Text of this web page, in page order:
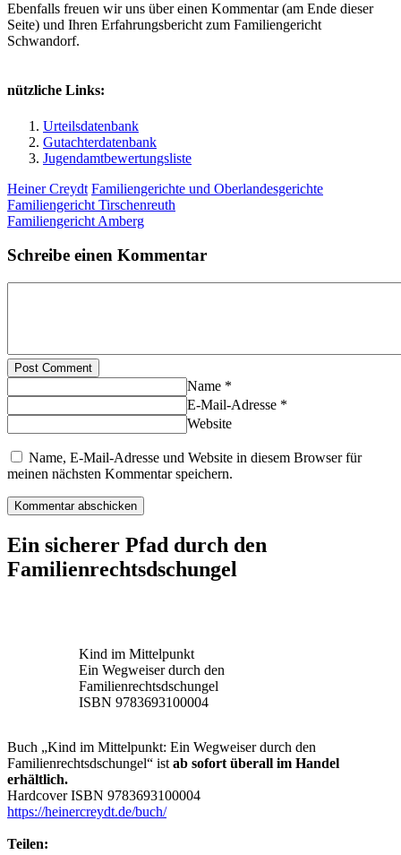
Ebenfalls freuen wir uns über einen Kommentar (am Ende dieser
Seite) und Ihren Erfahrungsbericht zum Familiengericht
Schwandorf.
nützliche Links:
Urteilsdatenbank
Gutachterdatenbank
Jugendamtbewertungsliste
Heiner Creydt Familiengerichte und Oberlandesgerichte
Familiengericht Tirschenreuth
Familiengericht Amberg
Schreibe einen Kommentar
Post Comment
Name *
E-Mail-Adresse *
Website
Name, E-Mail-Adresse und Website in diesem Browser für
meinen nächsten Kommentar speichern.
Ein sicherer Pfad durch den
Familienrechtsdschungel
Kind im Mittelpunkt
Ein Wegweiser durch den
Familienrechtsdschungel
ISBN 9783693100004
Buch „Kind im Mittelpunkt: Ein Wegweiser durch den
Familienrechtsdschungel“ ist ab sofort überall im Handel
erhältlich.
Hardcover ISBN 9783693100004
https://heinercreydt.de/buch/
Teilen: